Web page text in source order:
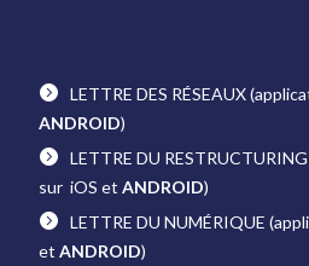
LETTRE DES RÉSEAUX
ANDROID)
LETTRE DU RESTRUCTURING
sur iOS etANDROID)
LETTRE DU NUMÉRIQUE
etANDROID)